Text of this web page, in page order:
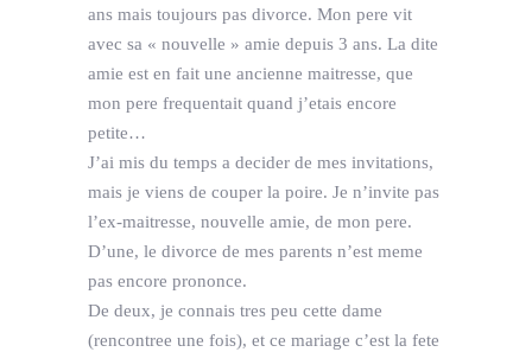
ans mais toujours pas divorce. Mon pere vit
avec sa « nouvelle » amie depuis 3 ans. La dite
amie est en fait une ancienne maitresse, que
mon pere frequentait quand j’etais encore
petite…
J’ai mis du temps a decider de mes invitations,
mais je viens de couper la poire. Je n’invite pas
l’ex-maitresse, nouvelle amie, de mon pere.
D’une, le divorce de mes parents n’est meme
pas encore prononce.
De deux, je connais tres peu cette dame
(rencontree une fois), et ce mariage c’est la fete